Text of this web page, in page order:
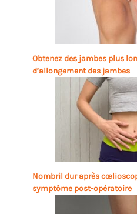
Obtenez des jambes plus
d’allongement des jambes
Nombril dur après
symptôme post-opératoire